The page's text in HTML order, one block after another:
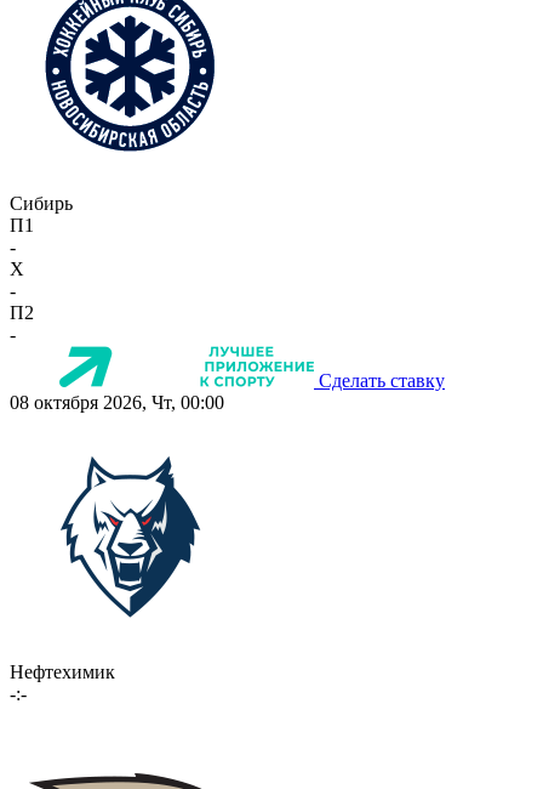
Сибирь
П1
-
X
-
П2
-
Сделать ставку
08 октября 2026, Чт, 00:00
Нефтехимик
-:-